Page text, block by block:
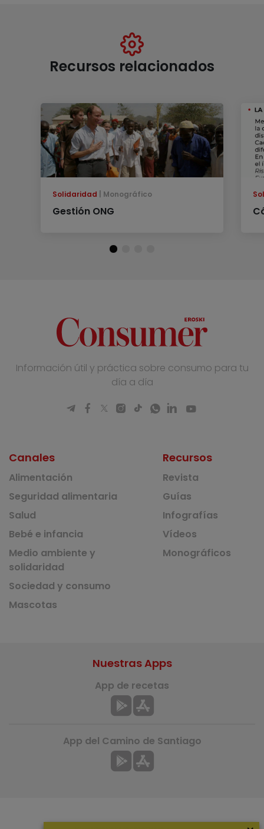
Recursos relacionados
Solidaridad Monográfico
Gestión ONG
Información útil y práctica sobre consumo para tu
día a día
Canales
Alimentación
Seguridad alimentaria
Salud
Bebé e infancia
Medio ambiente y
solidaridad
Sociedad y consumo
Mascotas
Recursos
Revista
Guías
Infografías
Vídeos
Monográficos
Nuestras Apps
App de recetas
App del Camino de Santiago